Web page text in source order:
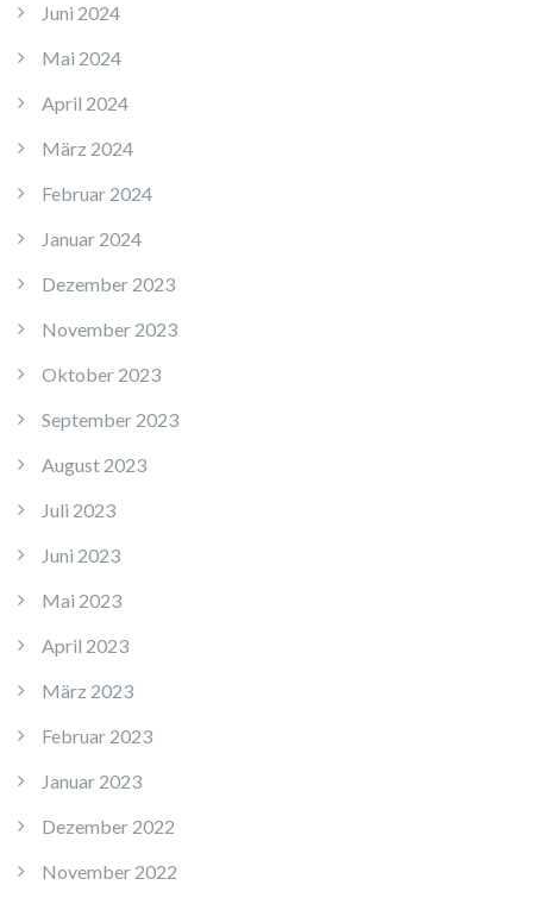
Juni 2024
Mai 2024
April 2024
März 2024
Februar 2024
Januar 2024
Dezember 2023
November 2023
Oktober 2023
September 2023
August 2023
Juli 2023
Juni 2023
Mai 2023
April 2023
März 2023
Februar 2023
Januar 2023
Dezember 2022
November 2022